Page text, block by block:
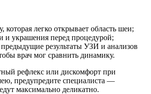
которая легко открывает область шеи;
и украшения перед процедурой;
предыдущие результаты УЗИ и анализов
врач мог сравнить динамику.
рефлекс или дискомфорт при
предупредите специалиста —
максимально деликатно.